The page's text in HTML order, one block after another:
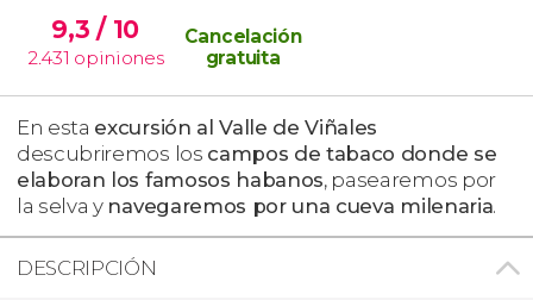
9,3/ 10
2.431 opiniones
Cancelación
gratuita
En esta excursión al Valle de Viñales
descubriremos los campos de tabaco donde se
elaboran los famosos habanos, pasearemos por
la selva y navegaremos por una cueva milenaria.
DESCRIPCIÓN